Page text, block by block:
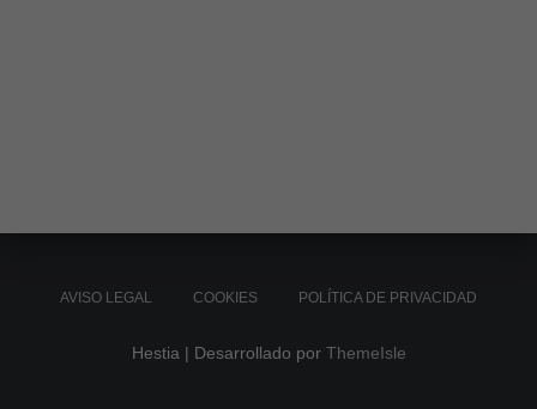
AVISO LEGAL COOKIES POLÍTICA DE PRIVACIDAD
Hestia | Desarrollado por ThemeIsle